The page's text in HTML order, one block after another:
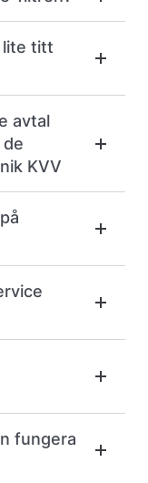
lite titt
avtal
KVV
fungera